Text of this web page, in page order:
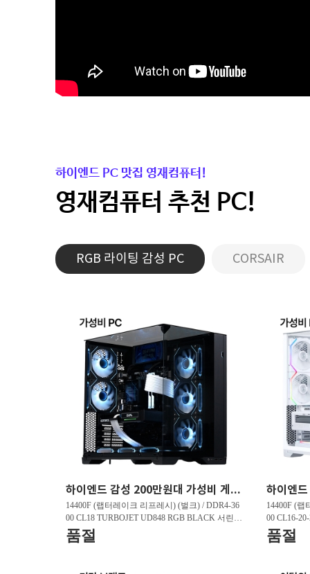
하이엔드 PC 맛집 영재컴퓨터!
영재컴퓨터 추천 PC!
RGB 라이팅 감성 PC CORSAIR
하이엔드 감성 200만원대 가성비 게이밍PC HY263 FHD 리그오브레전드 200 프레임 , 발로란트 240 프레임 , 배틀그라운드 150 프레임
14400F (랩터레이크 리프레시) (벌크) / DDR4-36
00 CL18 TURBOJET UD848 RGB BLACK 서린 (3
2GB(16Gx2)) / B760M DS3H D4 제이씨현 / 지포
스 RTX 5060 DUAL OC D7 8GB 이엠텍 / T500 M.
품절
14400F (랩
00 CL16-
5060
품절